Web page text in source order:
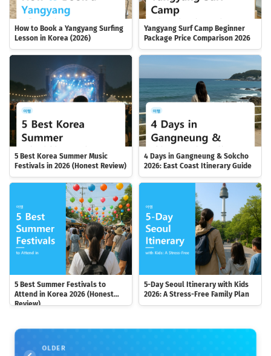
How to Book a Yangyang Surfing
Lesson in Korea (2026)
Yangyang Surf Camp Beginner
Package Price Comparison 2026
5 Best Korea Summer Music
Festivals in 2026 (Honest Review)
4 Days in Gangneung & Sokcho
2026: East Coast Itinerary Guide
5 Best Summer Festivals to
Attend in Korea 2026 (Honest
Review)
5-Day Seoul Itinerary with Kids
2026: A Stress-Free Family Plan
OLDER